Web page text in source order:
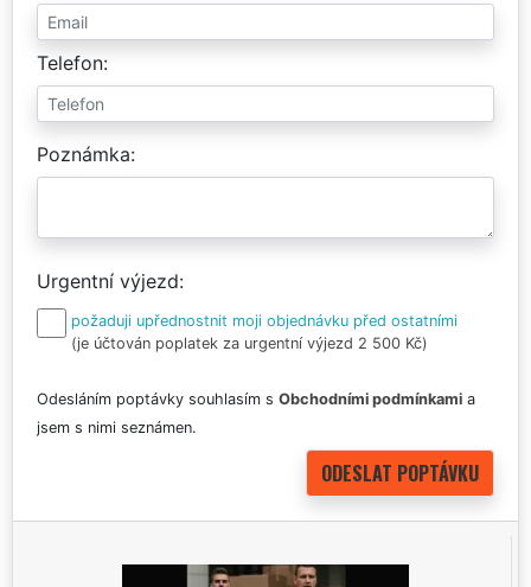
Telefon
Poznámka
Urgentní výjezd
požaduji upřednostnit moji objednávku před ostatními
(je účtován poplatek za urgentní výjezd 2 500 Kč)
Odesláním poptávky souhlasím s Obchodními podmínkami a
jsem s nimi seznámen.